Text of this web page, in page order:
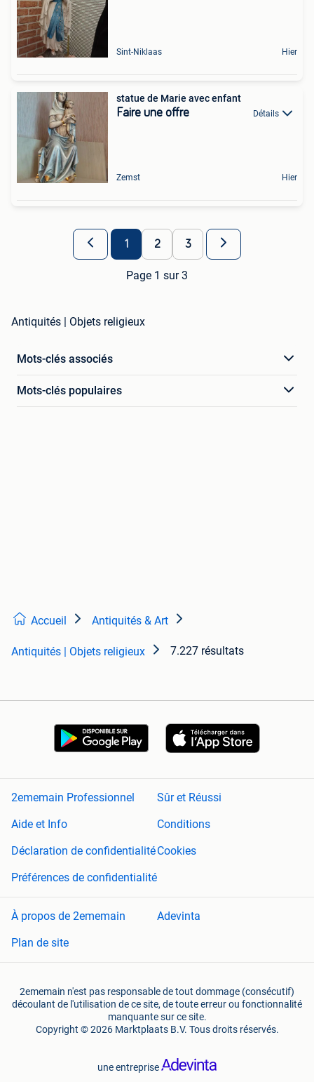
Sint-Niklaas Hier
statue de Marie avec enfant
Faire une offre Détails
Zemst Hier
1 2 3
Page 1 sur 3
Antiquités | Objets religieux
Mots-clés associés
Mots-clés populaires
Accueil Antiquités & Art
Antiquités | Objets religieux 7.227 résultats
2ememain Professionnel
Sûr et Réussi
Aide et Info
Conditions
Déclaration de confidentialitéCookies
Préférences de confidentialité
À propos de 2ememain
Adevinta
Plan de site
2ememain n'est pas responsable de tout dommage (consécutif)
découlant de l'utilisation de ce site, de toute erreur ou fonctionnalité
manquante sur ce site.
Copyright © 2026 Marktplaats B.V. Tous droits réservés.
une entreprise